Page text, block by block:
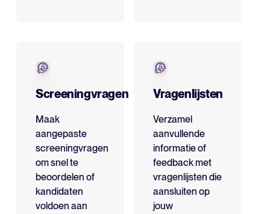
Screeningvragen
Maak
aangepaste
screeningvragen
om snel te
beoordelen of
kandidaten
voldoen aan
Vragenlijsten
Verzamel
aanvullende
informatie of
feedback met
vragenlijsten die
aansluiten op
jouw